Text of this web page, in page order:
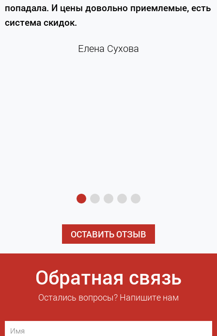
попадала. И цены довольно приемлемые, есть
система скидок.
Елена Сухова
ОСТАВИТЬ ОТЗЫВ
Обратная связь
Остались вопросы? Напишите нам